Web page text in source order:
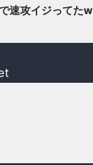
速攻イジってたw